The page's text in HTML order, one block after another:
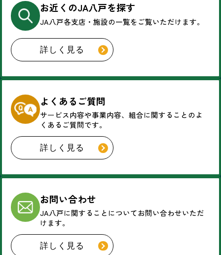
お近くのJA八戸を探す
JA八戸各支店・施設の一覧をご覧いただけます。
詳しく見る
よくあるご質問
サービス内容や事業内容、組合に関することのよ
くあるご質問です。
詳しく見る
お問い合わせ
JA八戸に関することについてお問い合わせいただ
けます。
詳しく見る